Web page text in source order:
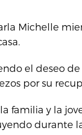
Michelle
el deseo
por su
familia y la
durante